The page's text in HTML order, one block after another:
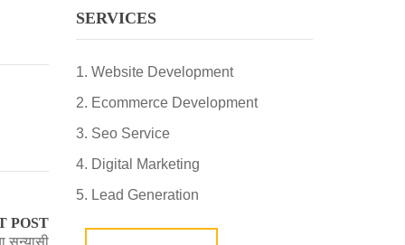
POST
सन्यासी
SERVICES
Website Development
Ecommerce Development
Seo Service
Digital Marketing
Lead Generation